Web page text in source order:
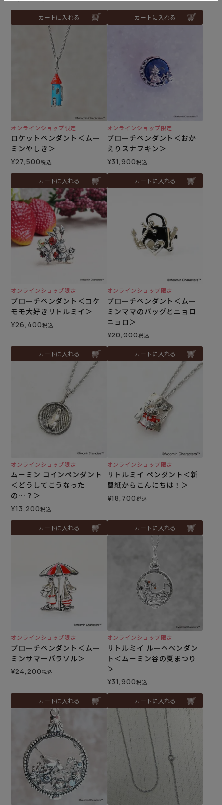
カートに入れる カートに入れる
オンラインショップ限定
ロケットペンダント＜ムー
ミンやしき＞
¥27,500税込
カートに入れる
オンラインショップ限定
ブローチペンダント＜おか
えりスナフキン＞
¥31,900税込
カートに入れる
オンラインショップ限定
ブローチペンダント＜コケ
モモ大好きリトルミイ＞
¥26,400税込
カートに入れる
オンラインショップ限定
ブローチペンダント＜ムー
ミンママのバッグとニョロ
ニョロ＞
¥20,900税込
カートに入れる
オンラインショップ限定
ムーミン コインペンダント
＜どうしてこうなった
の…？＞
¥13,200税込
カートに入れる
オンラインショップ限定
リトルミイ ペンダント＜新
聞紙からこんにちは！＞
¥18,700税込
カートに入れる
オンラインショップ限定
ブローチペンダント＜ムー
ミンサマーパラソル＞
¥24,200税込
カートに入れる
オンラインショップ限定
リトルミイ ルーペペンダン
ト＜ムーミン谷の夏まつり
＞
¥31,900税込
カートに入れる